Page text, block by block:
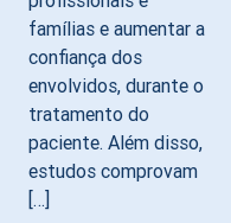
famílias e aumentar a
confiança dos
envolvidos, durante o
tratamento do
paciente. Além disso,
estudos comprovam
[…]